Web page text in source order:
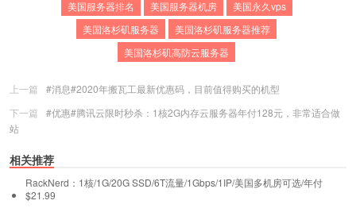
美国服务器排名
美国服务器机房
美国永久vps
美国洛杉矶服务器
美国洛杉矶服务器推荐
美国洛杉矶高防云服务器
上一篇
#消息#2020年搬瓦工最新优惠码，目前值得购买的机型
下一篇
#优惠#腾讯云限时秒杀：1核2G内存云服务器年付128元，非常适合做
站
相关推荐
RackNerd：1核/1G/20G SSD/6T流量/1Gbps/1IP/美国多机房可选/年付
$21.99